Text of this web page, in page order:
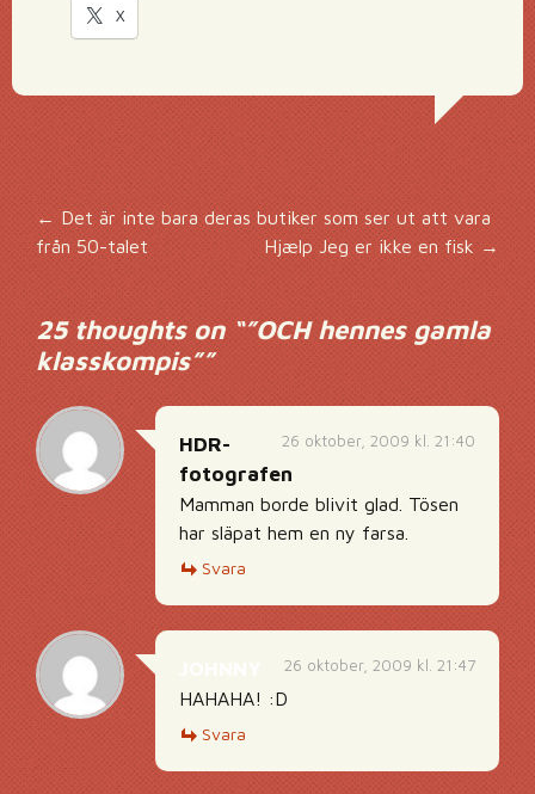
X
Inläggsnavigering
← Det är inte bara deras butiker som ser ut att vara
från 50-talet
Hjælp Jeg er ikke en fisk→
25 thoughts on “”OCH hennes gamla
klasskompis””
26 oktober, 2009 kl. 21:40
HDR-
fotografen
Mamman borde blivit glad. Tösen
har släpat hem en ny farsa.
Svara
26 oktober, 2009 kl. 21:47
HAHAHA! :D
Svara